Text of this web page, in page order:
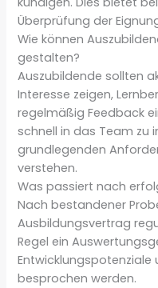
Überprüfung der
Wie können
gestalten?
Auszubildende sollten
Interesse zeigen,
regelmäßig Feedback
schnell in das Team zu
grundlegenden
verstehen.
Was passiert nach
Nach bestandener
Ausbildungsvertrag
Regel ein
Entwicklungspotenziale
besprochen werden.